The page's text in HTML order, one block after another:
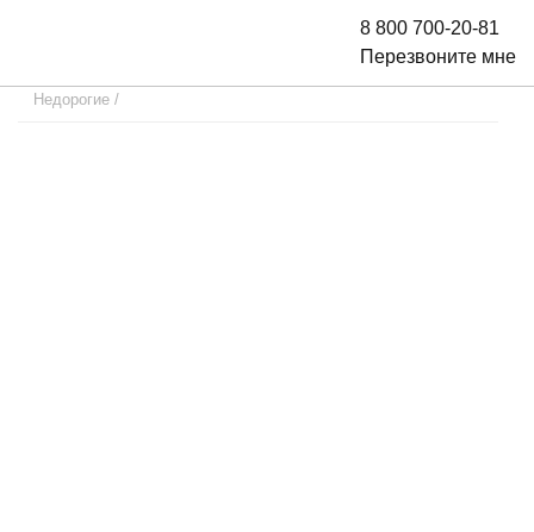
8 800 700-20-81
Перезвоните мне
Недорогие /